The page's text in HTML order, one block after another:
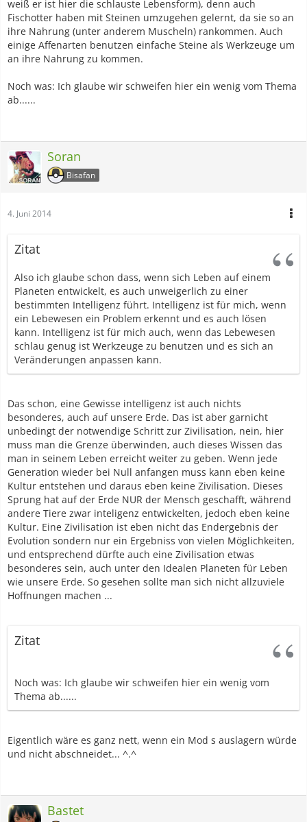
weiß er ist hier die schlauste Lebensform), denn auch
Fischotter haben mit Steinen umzugehen gelernt, da sie so an
ihre Nahrung (unter anderem Muscheln) rankommen. Auch
einige Affenarten benutzen einfache Steine als Werkzeuge um
an ihre Nahrung zu kommen.
Noch was: Ich glaube wir schweifen hier ein wenig vom Thema
ab......
Soran
Bisafan
4. Juni 2014
Zitat
Also ich glaube schon dass, wenn sich Leben auf einem
Planeten entwickelt, es auch unweigerlich zu einer
bestimmten Intelligenz führt. Intelligenz ist für mich, wenn
ein Lebewesen ein Problem erkennt und es auch lösen
kann. Intelligenz ist für mich auch, wenn das Lebewesen
schlau genug ist Werkzeuge zu benutzen und es sich an
Veränderungen anpassen kann.
Das schon, eine Gewisse intelligenz ist auch nichts
besonderes, auch auf unsere Erde. Das ist aber garnicht
unbedingt der notwendige Schritt zur Zivilisation, nein, hier
muss man die Grenze überwinden, auch dieses Wissen das
man in seinem Leben erreicht weiter zu geben. Wenn jede
Generation wieder bei Null anfangen muss kann eben keine
Kultur entstehen und daraus eben keine Zivilisation. Dieses
Sprung hat auf der Erde NUR der Mensch geschafft, während
andere Tiere zwar inteligenz entwickelten, jedoch eben keine
Kultur. Eine Zivilisation ist eben nicht das Endergebnis der
Evolution sondern nur ein Ergebniss von vielen Möglichkeiten,
und entsprechend dürfte auch eine Zivilisation etwas
besonderes sein, auch unter den Idealen Planeten für Leben
wie unsere Erde. So gesehen sollte man sich nicht allzuviele
Hoffnungen machen ...
Zitat
Noch was: Ich glaube wir schweifen hier ein wenig vom
Thema ab......
Eigentlich wäre es ganz nett, wenn ein Mod s auslagern würde
und nicht abschneidet... ^.^
Bastet